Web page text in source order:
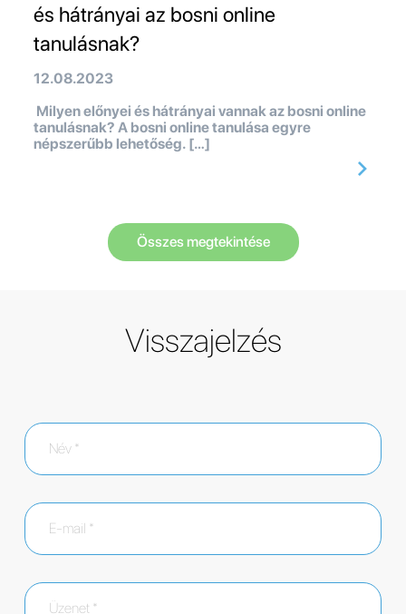
és hátrányai az bosni online
tanulásnak?
12.08.2023
Milyen előnyei és hátrányai vannak az bosni online
tanulásnak? A bosni online tanulása egyre
népszerűbb lehetőség. […]
Összes megtekintése
Visszajelzés